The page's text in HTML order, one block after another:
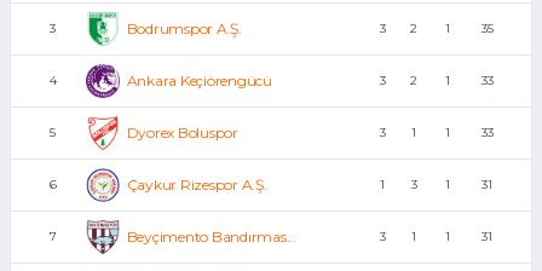
3 Bodrumspor A.Ş. 3 2 1 35
4 Ankara Keçiörengücü 3 2 1 33
5 Dyorex Boluspor 3 1 1 33
6 Çaykur Rizespor A.Ş. 1 3 1 31
7 Beyçimento Bandırmas... 3 1 1 31